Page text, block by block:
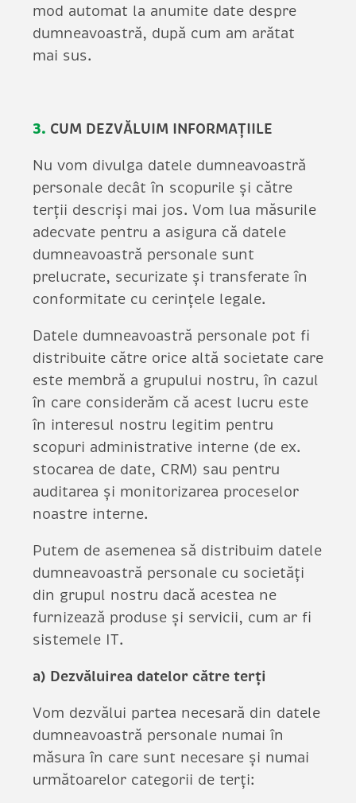
mod automat la anumite date despre
dumneavoastră, după cum am arătat
mai sus.
3. CUM DEZVĂLUIM INFORMAȚIILE
Nu vom divulga datele dumneavoastră
personale decât în scopurile și către
terții descriși mai jos. Vom lua măsurile
adecvate pentru a asigura că datele
dumneavoastră personale sunt
prelucrate, securizate și transferate în
conformitate cu cerințele legale.
Datele dumneavoastră personale pot fi
distribuite către orice altă societate care
este membră a grupului nostru, în cazul
în care considerăm că acest lucru este
în interesul nostru legitim pentru
scopuri administrative interne (de ex.
stocarea de date, CRM) sau pentru
auditarea și monitorizarea proceselor
noastre interne.
Putem de asemenea să distribuim datele
dumneavoastră personale cu societăți
din grupul nostru dacă acestea ne
furnizează produse și servicii, cum ar fi
sistemele IT.
a) Dezvăluirea datelor către terți
Vom dezvălui partea necesară din datele
dumneavoastră personale numai în
măsura în care sunt necesare și numai
următoarelor categorii de terți: